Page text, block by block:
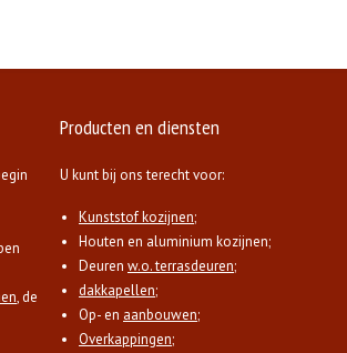
, de
Producten en diensten
U kunt bij ons terecht voor:
Kunststof kozijnen;
Houten en aluminium kozijnen;
Deuren w.o. terrasdeuren;
dakkapellen;
Op- en aanbouwen;
Overkappingen;